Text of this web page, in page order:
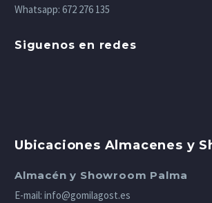
Whatsapp: 672 276 135
Siguenos en redes
Ubicaciones Almacenes y
Almacén y Showroom Palma
E-mail: info@gomilagost.es